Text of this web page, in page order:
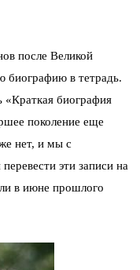
после Великой
биографию в тетрадь.
«Краткая биография
поколение еще
нет, и мы с
эти записи на
в июне прошлого